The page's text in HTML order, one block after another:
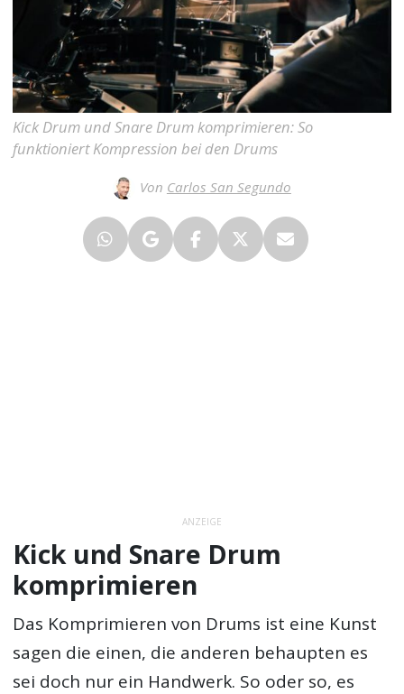
Kick Drum und Snare Drum komprimieren: So
funktioniert Kompression bei den Drums
Von Carlos San Segundo
ANZEIGE
Kick und Snare Drum
komprimieren
Das Komprimieren von Drums ist eine Kunst
sagen die einen, die anderen behaupten es
sei doch nur ein Handwerk. So oder so, es